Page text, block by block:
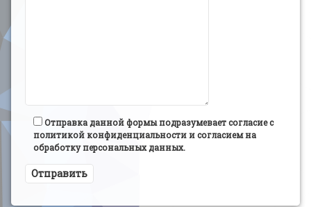
Отправка данной формы подразумевает согласие с
политикой конфиденциальности и согласием на
обработку персональных данных.